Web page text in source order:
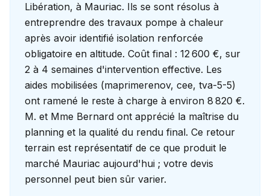
Libération, à Mauriac. Ils se sont résolus à
entreprendre des travaux pompe à chaleur
après avoir identifié isolation renforcée
obligatoire en altitude. Coût final : 12 600 €, sur
2 à 4 semaines d'intervention effective. Les
aides mobilisées (maprimerenov, cee, tva-5-5)
ont ramené le reste à charge à environ 8 820 €.
M. et Mme Bernard ont apprécié la maîtrise du
planning et la qualité du rendu final. Ce retour
terrain est représentatif de ce que produit le
marché Mauriac aujourd'hui ; votre devis
personnel peut bien sûr varier.